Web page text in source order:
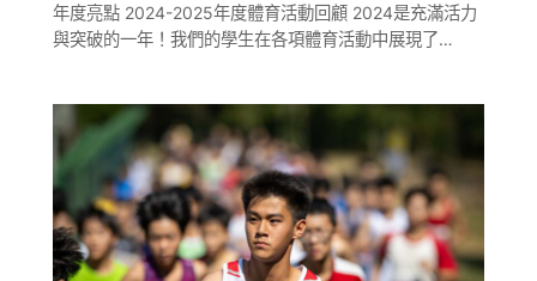
年度亮點 2024-2025年度體育活動回顧 2024是充滿活力
與突破的一年！我們的學生在各項體育活動中展現了…